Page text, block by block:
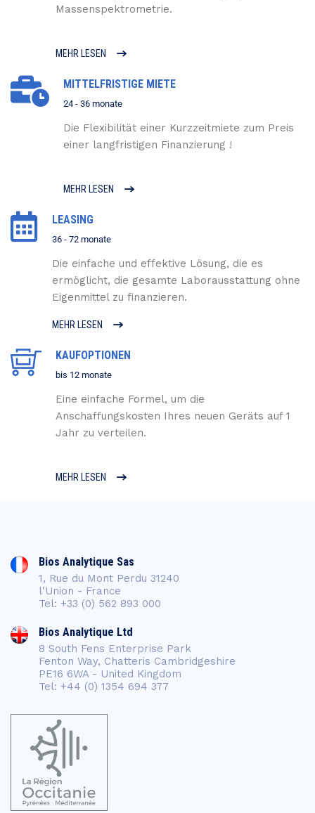
Massenspektrometrie.
MEHR LESEN
MITTELFRISTIGE MIETE
24 - 36 monate
Die Flexibilität einer Kurzzeitmiete zum Preis
einer langfristigen Finanzierung !
MEHR LESEN
LEASING
36 - 72 monate
Die einfache und effektive Lösung, die es
ermöglicht, die gesamte Laborausstattung ohne
Eigenmittel zu finanzieren.
MEHR LESEN
KAUFOPTIONEN
bis 12 monate
Eine einfache Formel, um die
Anschaffungskosten Ihres neuen Geräts auf 1
Jahr zu verteilen.
MEHR LESEN
Bios Analytique Sas
1, Rue du Mont Perdu 31240
l'Union - France
Tel: +33 (0) 562 893 000
Bios Analytique Ltd
8 South Fens Enterprise Park
Fenton Way, Chatteris Cambridgeshire
PE16 6WA - United Kingdom
Tel: +44 (0) 1354 694 377